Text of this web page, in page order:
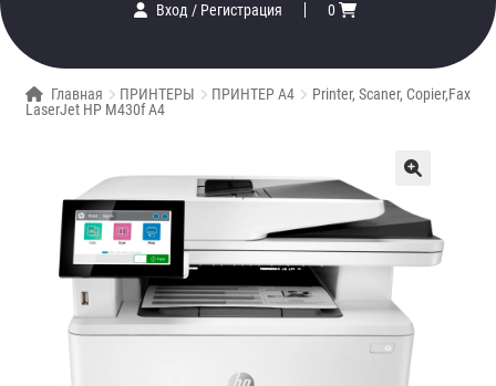
Вход/ Регистрация 0
Главная ПРИНТЕРЫ ПРИНТЕР A4
Printer, Scaner, Copier,Fax
LaserJet HP M430f A4